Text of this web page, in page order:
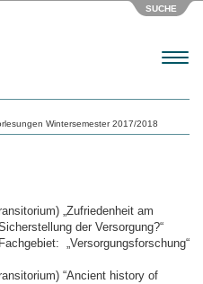
SUCHE
Menu
Wintersemester 2017/2018
„Zufriedenheit am
der Versorgung?“
„Versorgungsforschung“
“Ancient history of